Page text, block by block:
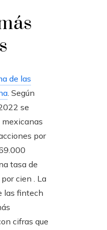
de las
. Según
se
mexicanas
por
tasa de
cien . La
las fintech
cifras que